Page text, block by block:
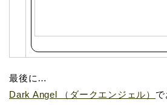
最後に…
Dark Angel （ダークエンジェル）